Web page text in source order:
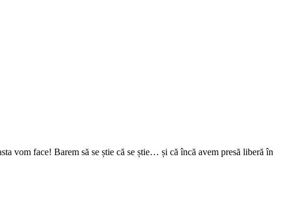
vom face! Barem să se știe că se știe… și că încă avem presă liberă în